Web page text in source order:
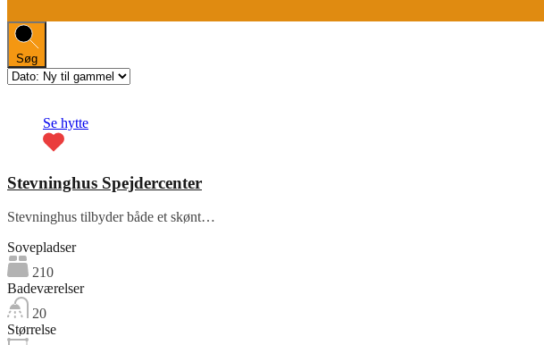
Søg
Se hytte
Stevninghus Spejdercenter
Stevninghus tilbyder både et skønt…
Sovepladser
210
Badeværelser
20
Størrelse